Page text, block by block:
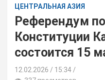
ЦЕНТРАЛЬНАЯ АЗИЯ
Референдум
Конституции
состоится 15
12.02.2026
15:34 /